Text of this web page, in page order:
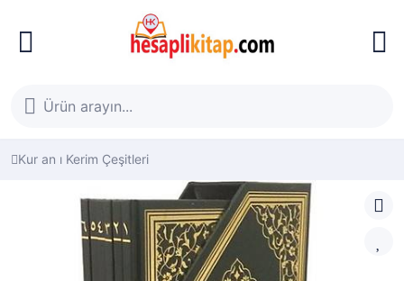
Kur an ı Kerim Çeşitleri